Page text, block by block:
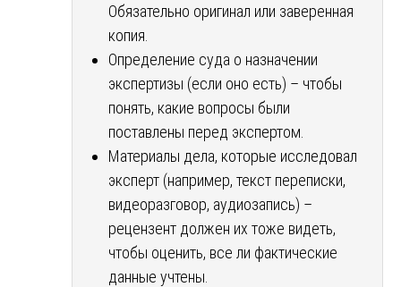
Обязательно оригинал или заверенная
копия.
Определение суда о назначении
экспертизы (если оно есть) – чтобы
понять, какие вопросы были
поставлены перед экспертом.
Материалы дела, которые исследовал
эксперт (например, текст переписки,
видеоразговор, аудиозапись) –
рецензент должен их тоже видеть,
чтобы оценить, все ли фактические
данные учтены.